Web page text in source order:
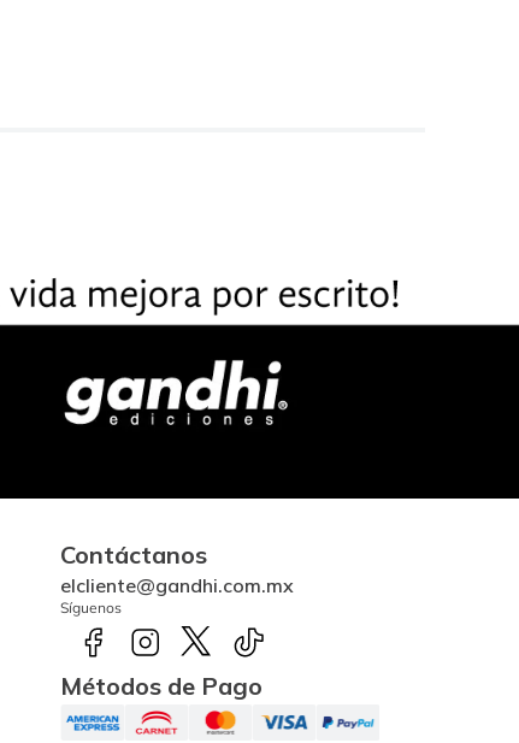
Contáctanos
elcliente@gandhi.com.mx
Síguenos
Métodos de Pago